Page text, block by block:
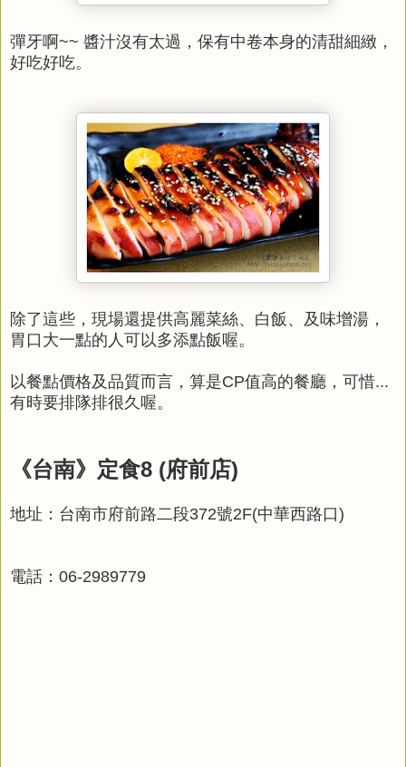
彈牙啊~~ 醬汁沒有太過，保有中卷本身的清甜細緻，
好吃好吃。
除了這些，現場還提供高麗菜絲、白飯、及味增湯，
胃口大一點的人可以多添點飯喔。
以餐點價格及品質而言，算是CP值高的餐廳，可惜...
有時要排隊排很久喔。
《台南》定食8 (府前店)
地址：台南市府前路二段372號2F(中華西路口)
電話：06-2989779